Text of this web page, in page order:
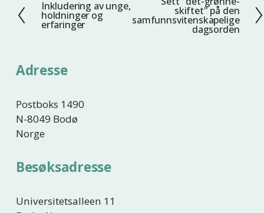
F
o
i
Inkludering av unge,
holdninger og
erfaringer
e
skiftet" på den
samfunnsvitenskapelige
dagsorden
Adresse
Postboks 1490
N-8049 Bodø
Norge
Besøksadresse
Universitetsalleen 11